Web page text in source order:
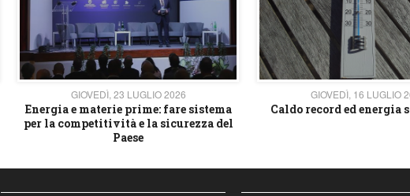
GIOVEDÌ, 23 LUGLIO 2026
Energia e materie prime: fare sistema
per la competitività e la sicurezza del
Paese
GIOVEDÌ, 16 LUGLIO
Caldo record ed energia